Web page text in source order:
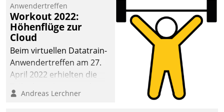
Anwendertreffen
Workout 2022:
Höhenflüge zur
Cloud
Beim virtuellen Datatrain-
Anwendertreffen am 27.
April 2022 erhielten die
Teilnehmer kurzweilige
Andreas Lerchner